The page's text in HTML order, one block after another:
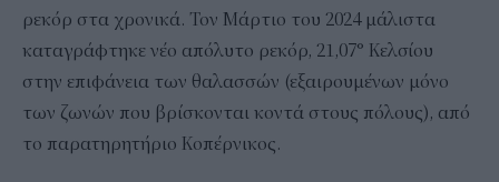
ρεκόρ στα χρονικά. Τον Μάρτιο του 2024 μάλιστα
καταγράφτηκε νέο απόλυτο ρεκόρ, 21,07° Κελσίου
στην επιφάνεια των θαλασσών (εξαιρουμένων μόνο
των ζωνών που βρίσκονται κοντά στους πόλους), από
το παρατηρητήριο Κοπέρνικος.